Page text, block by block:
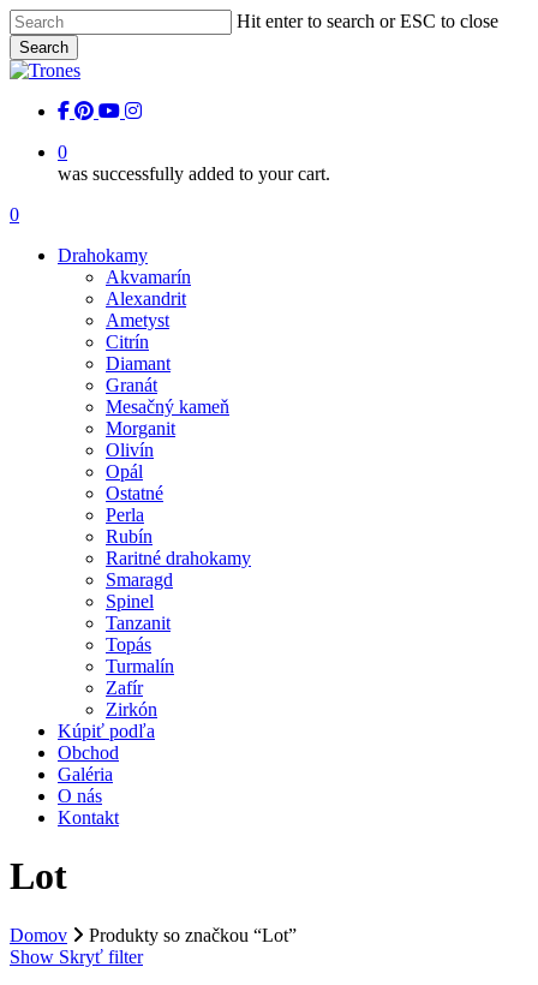
Skip
to
main
content
Hit enter to search or ESC to close
Search
Close
facebook
pinterest
youtubeinstagram
0
was successfully added to your cart.
Menu
0
Drahokamy
Akvamarín
Alexandrit
Ametyst
Citrín
Diamant
Granát
Mesačný kameň
Morganit
Olivín
Opál
Ostatné
Perla
Rubín
Raritné drahokamy
Smaragd
Spinel
Tanzanit
Topás
Turmalín
Zafír
Zirkón
Kúpiť podľa
Obchod
Galéria
O nás
Kontakt
Lot
Domov
Produkty so značkou “Lot”
Show Skryť filter